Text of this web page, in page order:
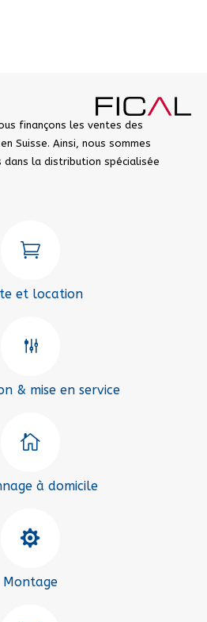
finançons les ventes des
Suisse. Ainsi, nous sommes
la distribution spécialisée

et location
g
& mise en service

à domicile

Montage